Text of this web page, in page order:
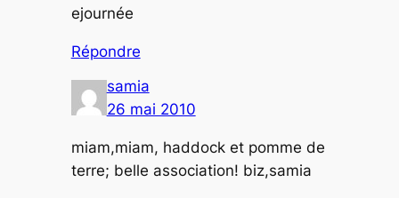
ejournée
Répondre
samia
26 mai 2010
miam,miam, haddock et pomme de
terre; belle association! biz,samia